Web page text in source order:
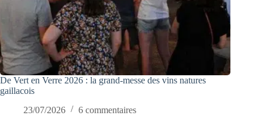
De Vert en Verre 2026 : la grand-messe des vins natures
gaillacois
23/07/2026
6 commentaires